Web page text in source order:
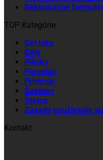
Reklamačný formulár
TOP Kategórie
Gél laky
Gély
Pilníky
Porcelán
Prístroje
Šablóny
Štetce
Zásady používania
Kontakt